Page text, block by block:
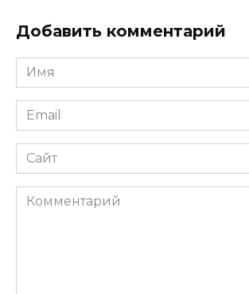
Добавить комментарий
Имя
*
Email
*
Сайт
Комментарий